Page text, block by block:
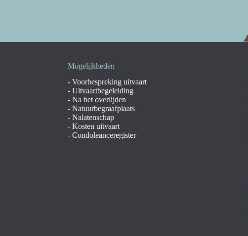
Mogelijkheden
- Voorbespreking uitvaart
- Uitvaartbegeleiding
- Na het overlijden
- Natuurbegraafplaats
- Nalatenschap
- Kosten uitvaart
- Condoleanceregister